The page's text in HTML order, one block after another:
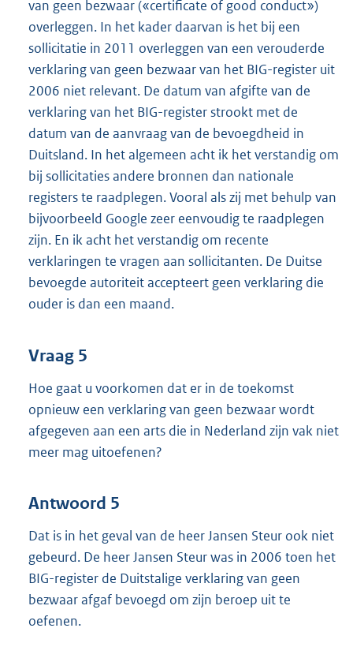
van geen bezwaar («certificate of good conduct»)
overleggen. In het kader daarvan is het bij een
sollicitatie in 2011 overleggen van een verouderde
verklaring van geen bezwaar van het BIG-register uit
2006 niet relevant. De datum van afgifte van de
verklaring van het BIG-register strookt met de
datum van de aanvraag van de bevoegdheid in
Duitsland. In het algemeen acht ik het verstandig om
bij sollicitaties andere bronnen dan nationale
registers te raadplegen. Vooral als zij met behulp van
bijvoorbeeld Google zeer eenvoudig te raadplegen
zijn. En ik acht het verstandig om recente
verklaringen te vragen aan sollicitanten. De Duitse
bevoegde autoriteit accepteert geen verklaring die
ouder is dan een maand.
Vraag 5
Hoe gaat u voorkomen dat er in de toekomst
opnieuw een verklaring van geen bezwaar wordt
afgegeven aan een arts die in Nederland zijn vak niet
meer mag uitoefenen?
Antwoord 5
Dat is in het geval van de heer Jansen Steur ook niet
gebeurd. De heer Jansen Steur was in 2006 toen het
BIG-register de Duitstalige verklaring van geen
bezwaar afgaf bevoegd om zijn beroep uit te
oefenen.